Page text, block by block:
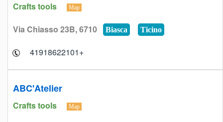
Crafts tools Map
Via Chiasso 23B, 6710 Biasca Ticino
+41918622101
ABC'Atelier
Crafts tools Map